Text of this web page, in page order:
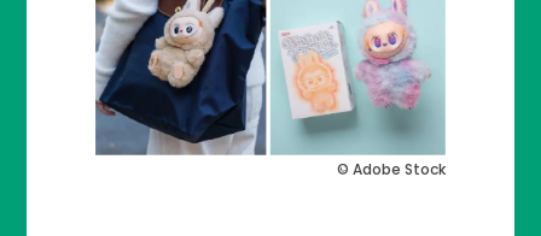
© Adobe Stock